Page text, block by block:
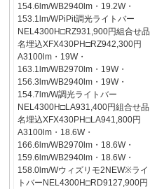
154.6lm/WB2940lm・19.2W・
153.1lm/WPiPit調光ライトバー
NEL4300H□RZ931,900円組合せ品
名埋込XFX430PH□RZ942,300円
A3100lm・19W・
163.1lm/WB2970lm・19W・
156.3lm/WB2940lm・19W・
154.7lm/W調光ライトバー
NEL4300H□LA931,400円組合せ品
名埋込XFX430PH□LA941,800円
A3100lm・18.6W・
166.6lm/WB2970lm・18.6W・
159.6lm/WB2940lm・18.6W・
158.0lm/Wウィズリモ2NEW※ライ
トバーNEL4300H□RD9127,900円